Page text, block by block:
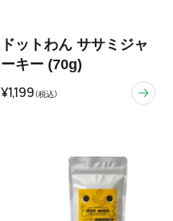
ドットわん ササミジャ
ーキー (70g)
¥1,199 （税込）